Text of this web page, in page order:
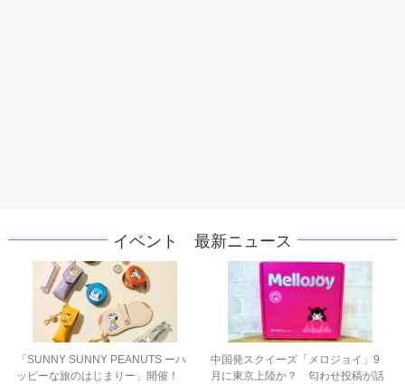
イベント 最新ニュース
「SUNNY SUNNY PEANUTS ーハ
ッピーな旅のはじまりー」開催！
中国発スクイーズ「メロジョイ」9
月に東京上陸か？ 匂わせ投稿が話